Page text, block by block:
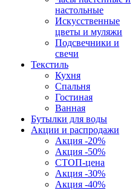
настольные
Искусственные
цветы и муляжи
Подсвечники и
свечи
Текстиль
Кухня
Спальня
Гостиная
Ванная
Бутылки для воды
Акции и распродажи
Акция -20%
Акция -50%
СТОП-цена
Акция -30%
Акция -40%